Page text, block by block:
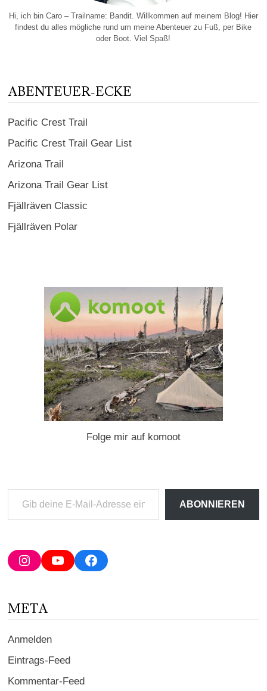
Hi, ich bin Caro – Trailname: Bandit. Willkommen auf meinem Blog! Hier
findest du alles mögliche rund um meine Abenteuer zu Fuß, per Bike
oder Boot. Viel Spaß!
ABENTEUER-ECKE
Pacific Crest Trail
Pacific Crest Trail Gear List
Arizona Trail
Arizona Trail Gear List
Fjällräven Classic
Fjällräven Polar
Folge mir auf komoot
deine
Adresse
ein ...
ABONNIEREN
InstagramYouTubeFacebook
META
Anmelden
Eintrags-Feed
Kommentar-Feed